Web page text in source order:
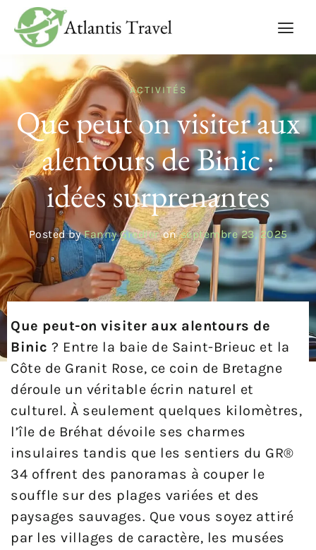
ACTIVITÉS
Que peut on visiter aux
alentours de Binic :
idées surprenantes
Posted by Fanny Gredier on septembre 23, 2025
Que peut-on visiter aux alentours de
Binic ? Entre la baie de Saint-Brieuc et la
Côte de Granit Rose, ce coin de Bretagne
déroule un véritable écrin naturel et
culturel. À seulement quelques kilomètres,
l’île de Bréhat dévoile ses charmes
insulaires tandis que les sentiers du GR®
34 offrent des panoramas à couper le
souffle sur des plages variées et des
paysages sauvages. Que vous soyez attiré
par les villages de caractère, les musées